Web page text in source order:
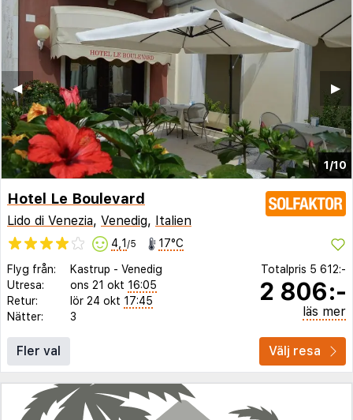
1/10
▶︎
◀︎
Hotel Le Boulevard
Lido di Venezia, Venedig, Italien
4,1 /5 17°C
Flyg från: Kastrup - Venedig
Utresa:
ons 21 okt 16:05
Retur:
lör 24 okt 17:45
Nätter:
3
Totalpris 5 612:-
2 806:-
läs mer
Fler val Välj resa